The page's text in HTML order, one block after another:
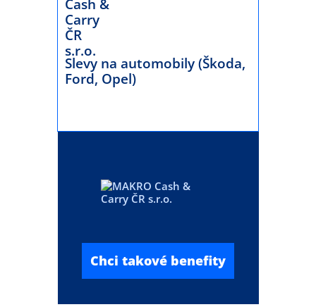
Slevy na automobily (Škoda,
Ford, Opel)
Chci takové benefity